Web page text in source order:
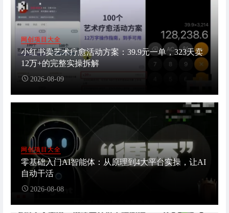
网创项目大全
小红书卖艺术疗愈活动方案：39.9元一单，323天卖
12万+的完整实操拆解
2026-08-09
网创项目大全
零基础入门AI智能体：从原理到4大平台实操，让AI
自动干活
2026-08-08